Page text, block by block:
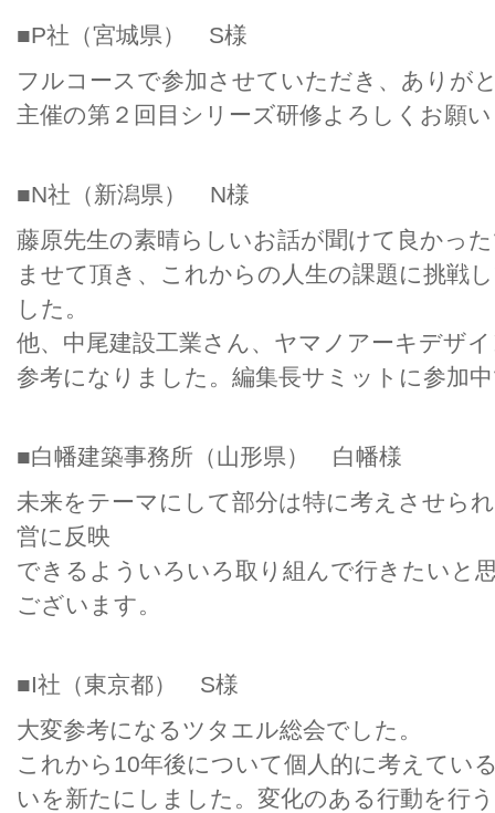
■P社（宮城県） S様
フルコースで参加させていただき、ありが
主催の第２回目シリーズ研修よろしくお願
■N社（新潟県） N様
藤原先生の素晴らしいお話が聞けて良かっ
ませて頂き、これからの人生の課題に挑戦
した。
他、中尾建設工業さん、ヤマノアーキデザ
参考になりました。編集長サミットに参加
■白幡建築事務所（山形県） 白幡様
未来をテーマにして部分は特に考えさせら
営に反映
できるよういろいろ取り組んで行きたいと
ございます。
■I社（東京都） S様
大変参考になるツタエル総会でした。
これから10年後について個人的に考えてい
いを新たにしました。変化のある行動を行